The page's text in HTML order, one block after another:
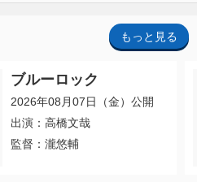
もっと見る
ブルーロック
2026年08月07日（金）公開
出演：高橋文哉
監督：瀧悠輔